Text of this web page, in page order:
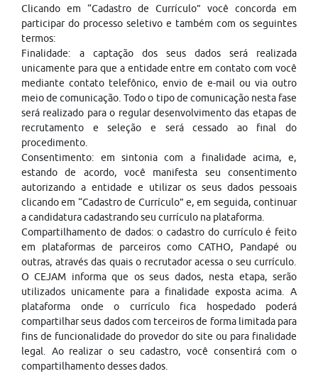
Clicando em “Cadastro de Currículo” você concorda em
participar do processo seletivo e também com os seguintes
termos:
Finalidade: a captação dos seus dados será realizada
unicamente para que a entidade entre em contato com você
mediante contato telefônico, envio de e-mail ou via outro
meio de comunicação. Todo o tipo de comunicação nesta fase
será realizado para o regular desenvolvimento das etapas de
recrutamento e seleção e será cessado ao final do
procedimento.
Consentimento: em sintonia com a finalidade acima, e,
estando de acordo, você manifesta seu consentimento
autorizando a entidade e utilizar os seus dados pessoais
clicando em “Cadastro de Currículo” e, em seguida, continuar
a candidatura cadastrando seu currículo na plataforma.
Compartilhamento de dados: o cadastro do currículo é feito
em plataformas de parceiros como CATHO, Pandapé ou
outras, através das quais o recrutador acessa o seu currículo.
O CEJAM informa que os seus dados, nesta etapa, serão
utilizados unicamente para a finalidade exposta acima. A
plataforma onde o currículo fica hospedado poderá
compartilhar seus dados com terceiros de forma limitada para
fins de funcionalidade do provedor do site ou para finalidade
legal. Ao realizar o seu cadastro, você consentirá com o
compartilhamento desses dados.